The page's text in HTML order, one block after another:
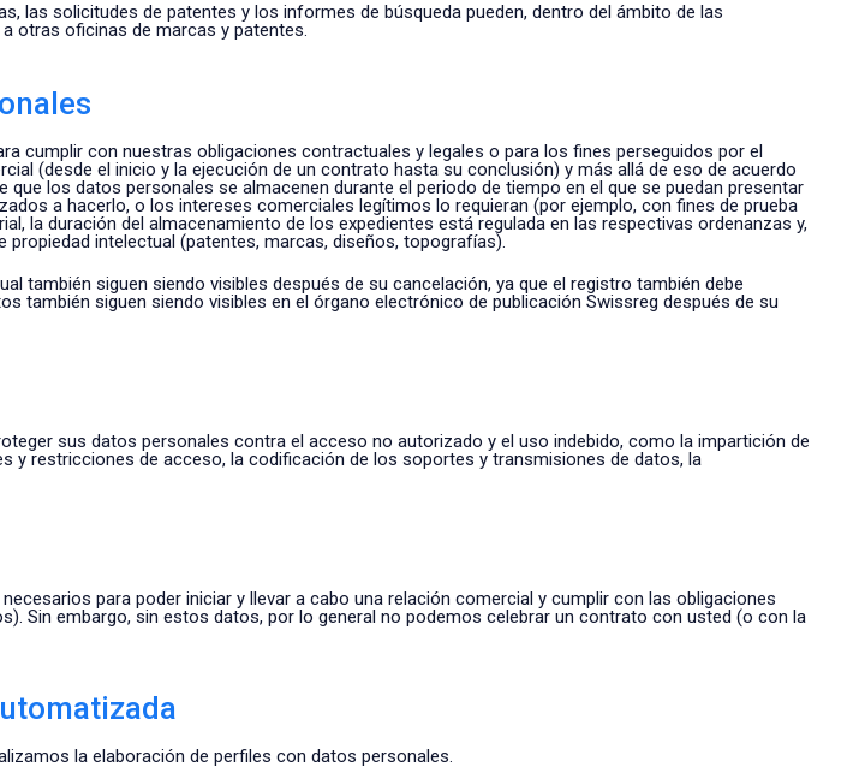
solicitudes de patentes y los informes de búsqueda pueden, dentro del ámbito de las
otras oficinas de marcas y patentes.
cumplir con nuestras obligaciones contractuales y legales o para los fines perseguidos por el
(desde el inicio y la ejecución de un contrato hasta su conclusión) y más allá de eso de acuerdo
los datos personales se almacenen durante el periodo de tiempo en el que se puedan presentar
a hacerlo, o los intereses comerciales legítimos lo requieran (por ejemplo, con fines de prueba
la duración del almacenamiento de los expedientes está regulada en las respectivas ordenanzas y,
intelectual (patentes, marcas, diseños, topografías).
siguen siendo visibles después de su cancelación, ya que el registro también debe
siguen siendo visibles en el órgano electrónico de publicación Swissreg después de su
sus datos personales contra el acceso no autorizado y el uso indebido, como la impartición de
restricciones de acceso, la codificación de los soportes y transmisiones de datos, la
para poder iniciar y llevar a cabo una relación comercial y cumplir con las obligaciones
Sin embargo, sin estos datos, por lo general no podemos celebrar un contrato con usted (o con la
la elaboración de perfiles con datos personales.